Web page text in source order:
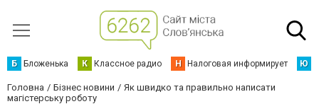
Б Бложенька К Классное радио Н Налоговая информирует Ю
Головна Бізнес новини
Як швидко та правильно написати
магістерську роботу